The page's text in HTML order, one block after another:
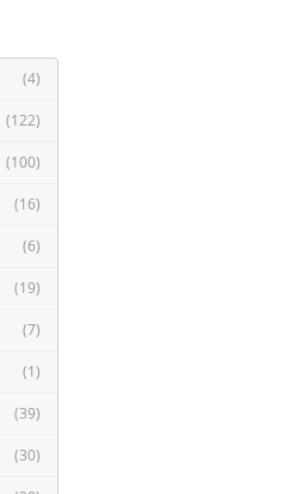
(4)
(122)
(100)
(16)
(6)
(19)
(7)
(1)
(39)
(30)